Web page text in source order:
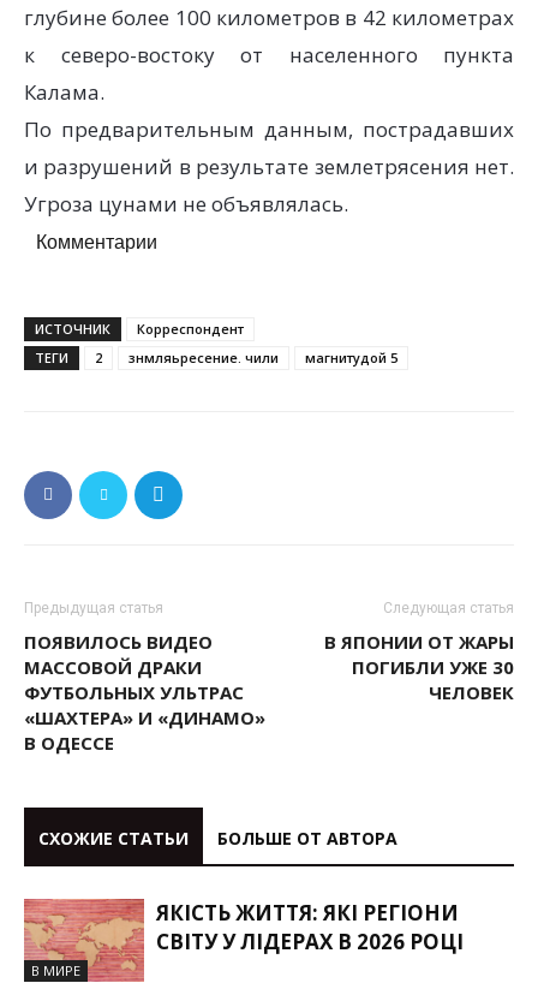
глубине более 100 километров в 42 километрах
к северо-востоку от населенного пункта
Калама.
По предварительным данным, пострадавших
и разрушений в результате землетрясения нет.
Угроза цунами не объявлялась.
Комментарии
ИСТОЧНИК
Корреспондент
ТЕГИ
2 знмляьресение. чили магнитудой 5
Предыдущая статья
ПОЯВИЛОСЬ ВИДЕО
МАССОВОЙ ДРАКИ
ФУТБОЛЬНЫХ УЛЬТРАС
«ШАХТЕРА» И «ДИНАМО»
В ОДЕССЕ
Следующая статья
В ЯПОНИИ ОТ ЖАРЫ
ПОГИБЛИ УЖЕ 30
ЧЕЛОВЕК
СХОЖИЕ СТАТЬИ БОЛЬШЕ ОТ АВТОРА
В МИРЕ
ЯКІСТЬ ЖИТТЯ: ЯКІ РЕГІОНИ
СВІТУ У ЛІДЕРАХ В 2026 РОЦІ